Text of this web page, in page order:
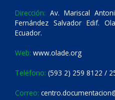
Dirección: Av. Mariscal
Fernández Salvador Edif.
Ecuador.
Web: www.olade.org
Teléfono: (593 2) 259 8122 /
Correo: